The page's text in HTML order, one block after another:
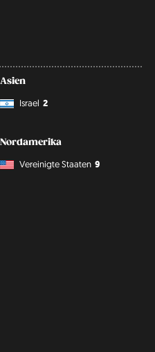
Asien
Israel 2
Nordamerika
Vereinigte Staaten 9